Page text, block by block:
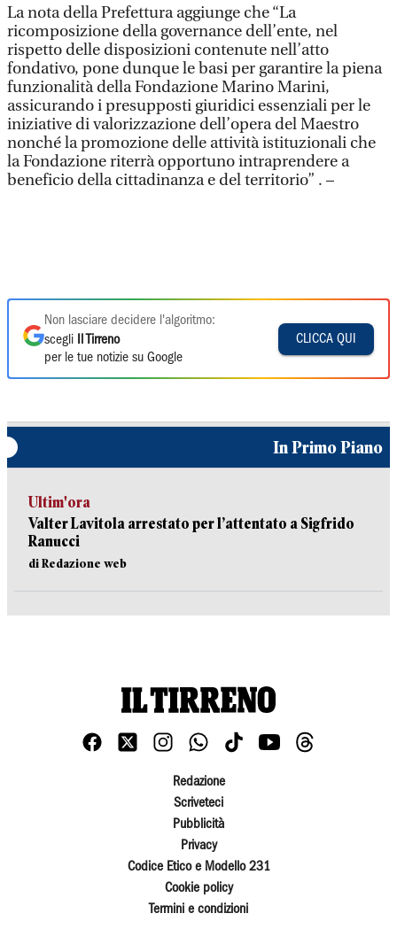
La nota della Prefettura aggiunge che “La
ricomposizione della governance dell’ente, nel
rispetto delle disposizioni contenute nell’atto
fondativo, pone dunque le basi per garantire la piena
funzionalità della Fondazione Marino Marini,
assicurando i presupposti giuridici essenziali per le
iniziative di valorizzazione dell’opera del Maestro
nonché la promozione delle attività istituzionali che
la Fondazione riterrà opportuno intraprendere a
beneficio della cittadinanza e del territorio” . –
Non lasciare decidere l'algoritmo:
scegli
Il Tirreno
per le tue notizie su Google
CLICCA QUI
In Primo Piano
Ultim'ora
Valter Lavitola arrestato per l’attentato a Sigfrido
Ranucci
di Redazione web
Redazione
Scriveteci
Pubblicità
Privacy
Codice Etico e Modello 231
Cookie policy
Termini e condizioni